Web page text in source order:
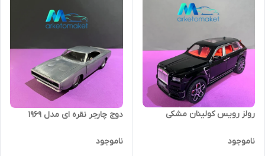
رولز رویس کولینان مشکی
ناموجود
دوج چارجر نقره ای مدل ۱۹۶۹
ناموجود